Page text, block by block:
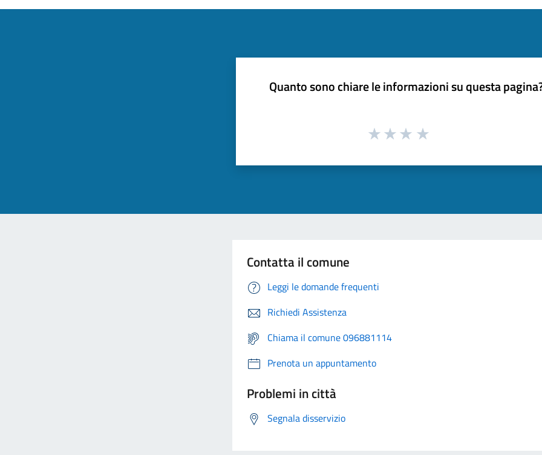
Quanto sono chiare le informazioni su questa
Contatta il comune
Leggi le domande frequenti
Richiedi Assistenza
Chiama il comune 096881114
Prenota un appuntamento
Problemi in città
Segnala disservizio